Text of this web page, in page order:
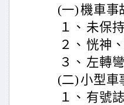
(一)機車事
１、 未保
２、 恍神
３、 左轉
(二)小型車
１、 有號